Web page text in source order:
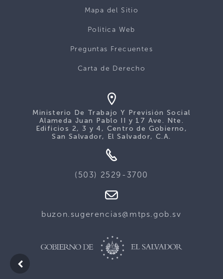
Mapa del Sitio
Politica Web
Preguntas Frecuentes
Carta de Derecho
Ministerio De Trabajo Y Previsión Social
Alameda Juan Pablo II y 17 Ave. Nte.
Edificios 2, 3 y 4, Centro de Gobierno,
San Salvador, El Salvador, C.A.
(503) 2529-3700
buzon.sugerencias@mtps.gob.sv